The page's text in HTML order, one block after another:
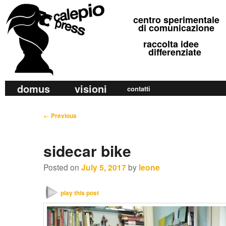
calepio press
©
centro sperimentale
di comunicazione
raccolta idee
differenziate
a
Skip
Skip
secondary
domus visioni contatti
P
t
n
v
g
a
← Previous
sidecar bike
Posted on July 5, 2017by leone
play this post